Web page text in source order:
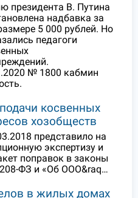
президента В. Путина
надбавка за
5 000 рублей. Но
педагоги
№ 1800 кабмин
косвенных
хозобществ
представило на
экспертизу и
поправок в законы
ФЗ и «Об ООО&raq…
в жилых домах